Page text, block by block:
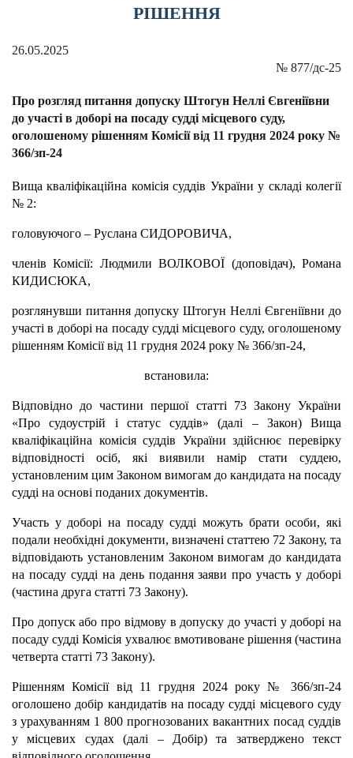
РІШЕННЯ
26.05.2025
№ 877/дс-25
Про розгляд питання допуску Штогун Неллі Євгеніївни
до участі в доборі на посаду судді місцевого суду,
оголошеному рішенням Комісії від 11 грудня 2024 року №
366/зп-24
Вища кваліфікаційна комісія суддів України у складі колегії
№ 2:
головуючого – Руслана СИДОРОВИЧА,
членів Комісії: Людмили ВОЛКОВОЇ (доповідач), Романа
КИДИСЮКА,
розглянувши питання допуску Штогун Неллі Євгеніївни до
участі в доборі на посаду судді місцевого суду, оголошеному
рішенням Комісії від 11 грудня 2024 року № 366/зп-24,
встановила:
Відповідно до частини першої статті 73 Закону України
«Про судоустрій і статус суддів» (далі – Закон) Вища
кваліфікаційна комісія суддів України здійснює перевірку
відповідності осіб, які виявили намір стати суддею,
установленим цим Законом вимогам до кандидата на посаду
судді на основі поданих документів.
Участь у доборі на посаду судді можуть брати особи, які
подали необхідні документи, визначені статтею 72 Закону, та
відповідають установленим Законом вимогам до кандидата
на посаду судді на день подання заяви про участь у доборі
(частина друга статті 73 Закону).
Про допуск або про відмову в допуску до участі у доборі на
посаду судді Комісія ухвалює вмотивоване рішення (частина
четверта статті 73 Закону).
Рішенням Комісії від 11 грудня 2024 року № 366/зп-24
оголошено добір кандидатів на посаду судді місцевого суду
з урахуванням 1 800 прогнозованих вакантних посад суддів
у місцевих судах (далі – Добір) та затверджено текст